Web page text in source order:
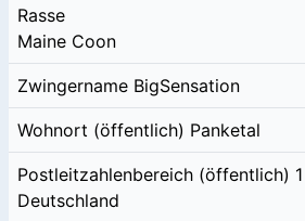
Rasse
Maine Coon
Zwingername BigSensation
Wohnort (öffentlich) Panketal
Postleitzahlenbereich (öffentlich) 1
Deutschland